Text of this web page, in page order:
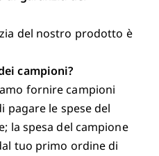
del nostro prodotto è
campioni?
fornire campioni
le spese del
la spesa del campione
tuo primo ordine di